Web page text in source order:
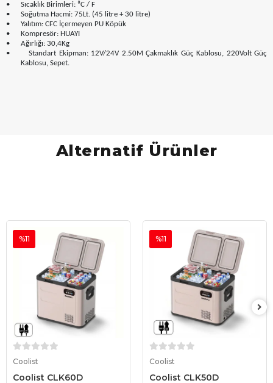
•
Sıcaklık Birimleri: ⁰C / F
•
Soğutma Hacmi: 75Lt. (45 litre + 30 litre)
•
Yalıtım: CFC İçermeyen PU Köpük
•
Kompresör: HUAYI
•
Ağırlığı: 30,4Kg
•
Standart Ekipman: 12V/24V 2.50M Çakmaklık Güç Kablosu, 220Volt Güç
Kablosu, Sepet.
Alternatif Ürünler
Coolist
Coolist CLK60D
%11
Coolist
Coolist CLK50D
%11